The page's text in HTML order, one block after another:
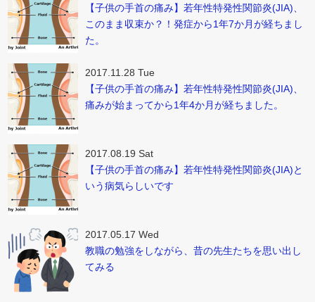
【子供の手首の痛み】若年性特発性関節炎(JIA)、
このまま収束か？！発症から1年7か月が経ちまし
た。
2017.11.28 Tue
【子供の手首の痛み】若年性特発性関節炎(JIA)、
痛みが始まってから1年4か月が経ちました。
2017.08.19 Sat
【子供の手首の痛み】若年性特発性関節炎(JIA)と
いう病気らしいです
2017.05.17 Wed
教職の勉強をしながら、昔の先生たちを思い出し
てみる